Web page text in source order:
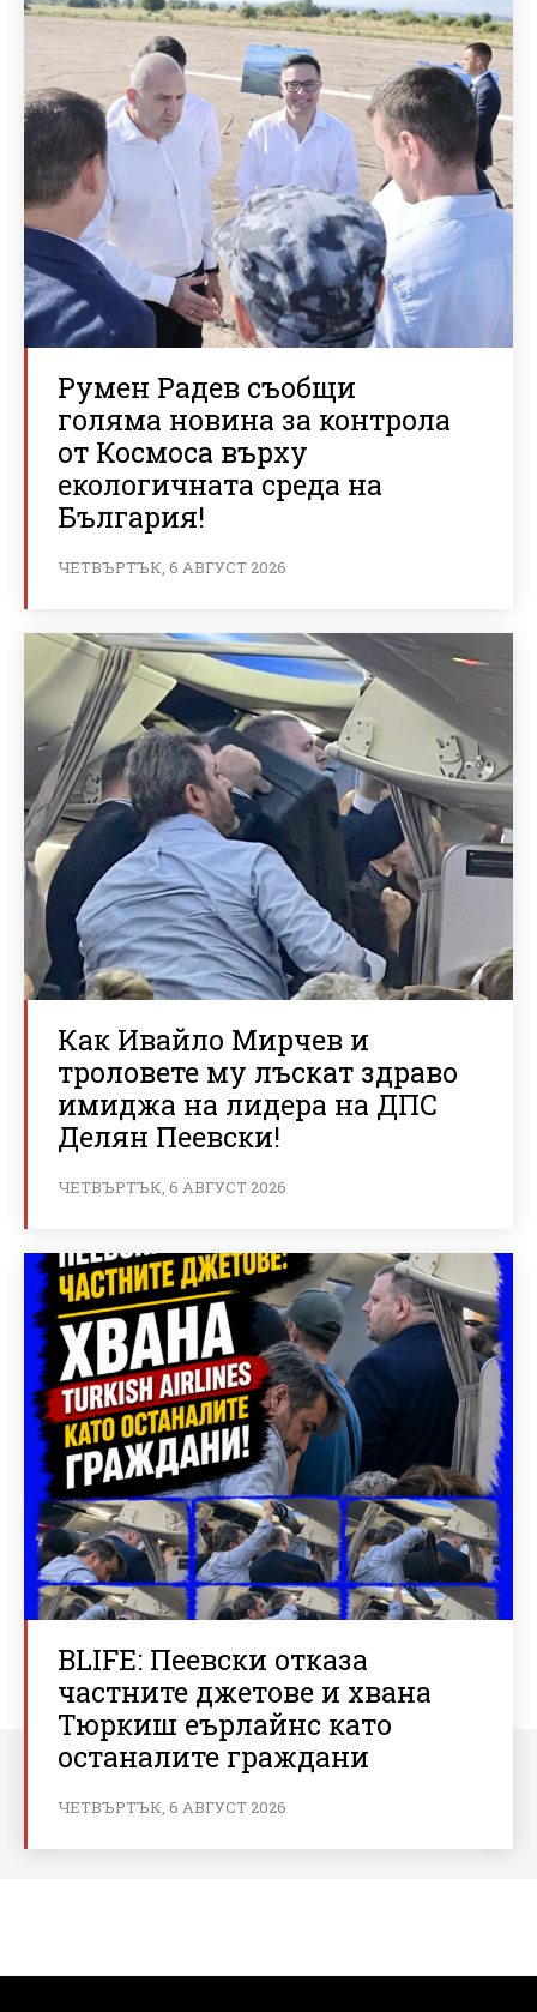
Румен Радев съобщи
голяма новина за контрола
от Космоса върху
екологичната среда на
България!
ЧЕТВЪРТЪК, 6 АВГУСТ 2026
Как Ивайло Мирчев и
троловете му лъскат здраво
имиджа на лидера на ДПС
Делян Пеевски!
ЧЕТВЪРТЪК, 6 АВГУСТ 2026
BLIFE: Пеевски отказа
частните джетове и хвана
Тюркиш еърлайнс като
останалите граждани
ЧЕТВЪРТЪК, 6 АВГУСТ 2026